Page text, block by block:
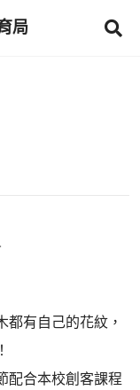
局
都有自己的花紋，
配合本校創客課程